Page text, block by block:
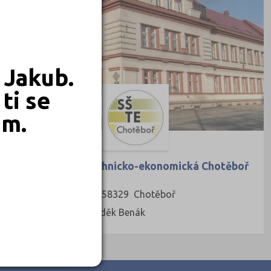
ti se
Střední škola technicko-ekonomická Chotěboř
Na Valech 690, 58329 Chotěboř
Ředitel: Mgr. Luděk Benák